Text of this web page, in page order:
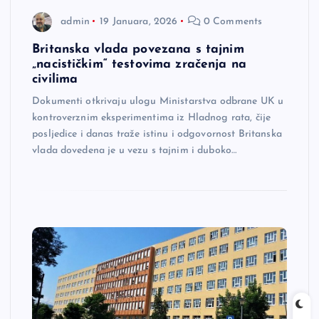
admin 19 Januara, 2026 0 Comments
Britanska vlada povezana s tajnim
„nacističkim“ testovima zračenja na
civilima
Dokumenti otkrivaju ulogu Ministarstva odbrane UK u
kontroverznim eksperimentima iz Hladnog rata, čije
posljedice i danas traže istinu i odgovornost Britanska
vlada dovedena je u vezu s tajnim i duboko…